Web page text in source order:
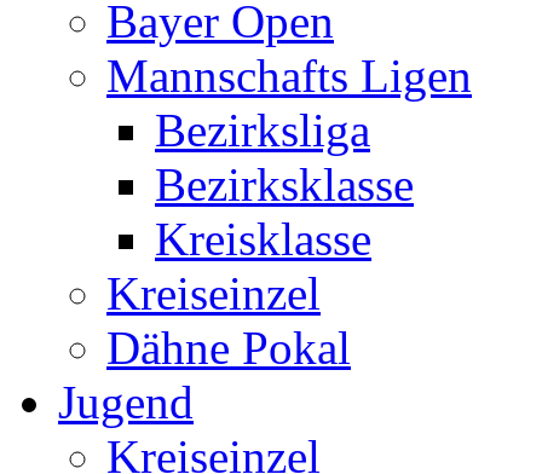
Bayer Open
Mannschafts Ligen
Bezirksliga
Bezirksklasse
Kreisklasse
Kreiseinzel
Dähne Pokal
Jugend
Kreiseinzel